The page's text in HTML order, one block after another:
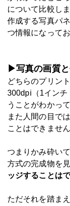
について比較しま
作成する写真パ
つ情報になって
▶写真の画質
どちらのプリン
300dpi（1インチ
うことがわかっ
また人間の目で
ことはできません
つまりかみ砕い
方式の完成物を
ッジすることは
ただそれを踏ま